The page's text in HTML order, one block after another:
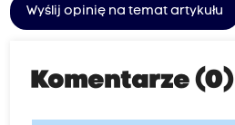
Wyślij opinię na temat artykułu
Komentarze (0)